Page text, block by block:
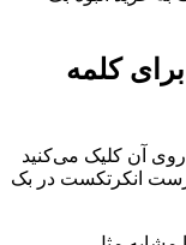
کلمه
آن کلیک می‌کنید
انکرتکست در بک